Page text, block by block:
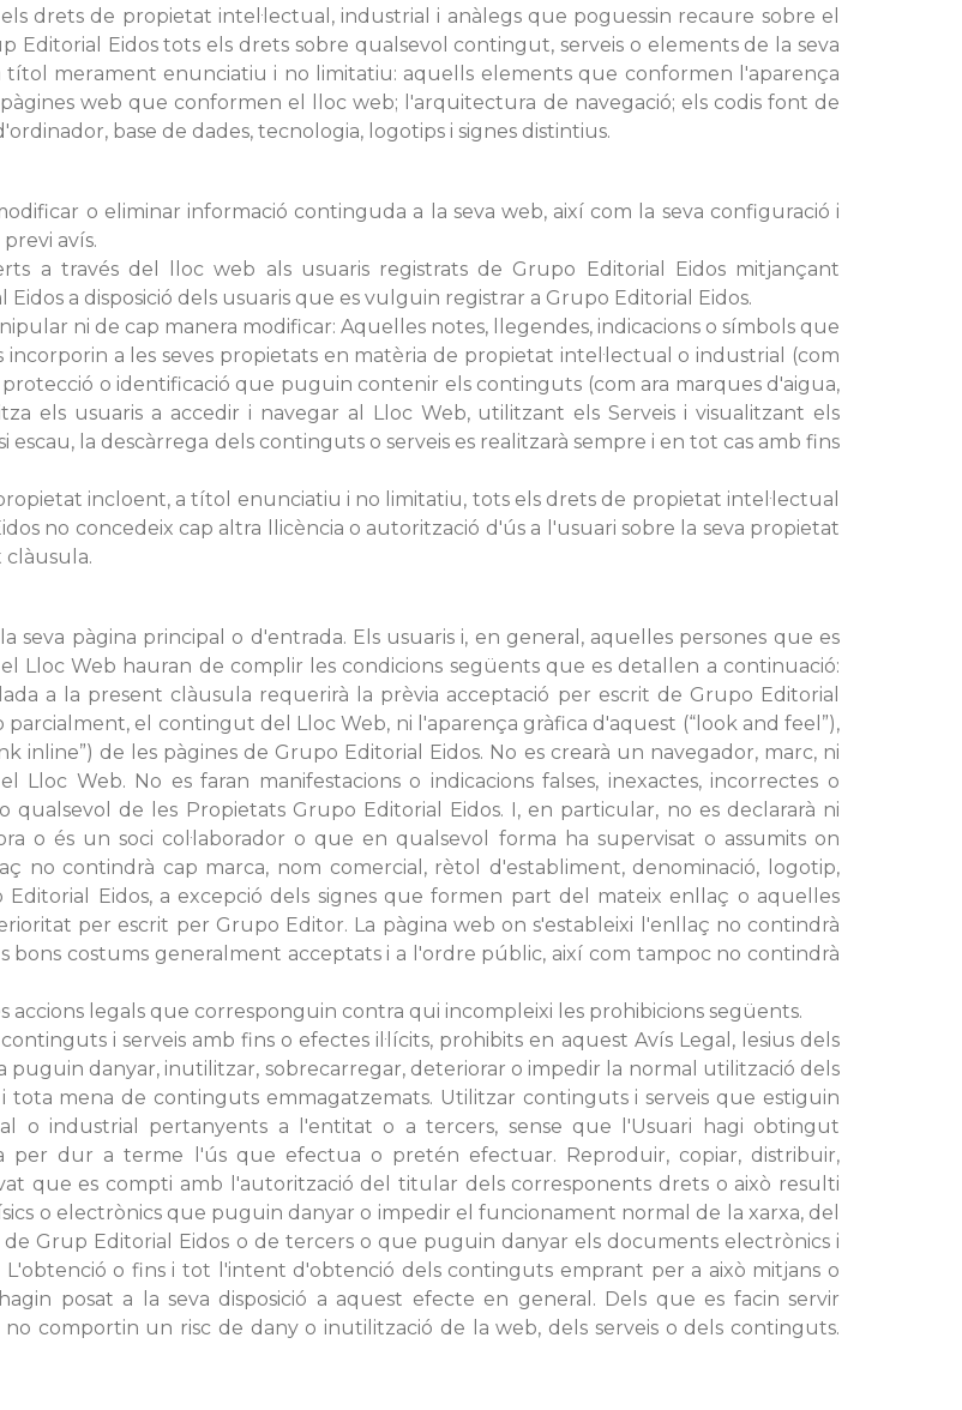
drets de propietat intel·lectual, industrial i anàlegs que poguessin recaure sobre el
Editorial Eidos tots els drets sobre qualsevol contingut, serveis o elements de la seva
merament enunciatiu i no limitatiu: aquells elements que conformen l'aparença
web que conformen el lloc web; l'arquitectura de navegació; els codis font de
base de dades, tecnologia, logotips i signes distintius.
o eliminar informació continguda a la seva web, així com la seva configuració i
avís.
a través del lloc web als usuaris registrats de Grupo Editorial Eidos mitjançant
a disposició dels usuaris que es vulguin registrar a Grupo Editorial Eidos.
ni de cap manera modificar: Aquelles notes, llegendes, indicacions o símbols que
a les seves propietats en matèria de propietat intel·lectual o industrial (com
o identificació que puguin contenir els continguts (com ara marques d'aigua,
els usuaris a accedir i navegar al Lloc Web, utilitzant els Serveis i visualitzant els
escau, la descàrrega dels continguts o serveis es realitzarà sempre i en tot cas amb fins
incloent, a títol enunciatiu i no limitatiu, tots els drets de propietat intel·lectual
no concedeix cap altra llicència o autorització d'ús a l'usuari sobre la seva propietat
clàusula.
pàgina principal o d'entrada. Els usuaris i, en general, aquelles persones que es
Lloc Web hauran de complir les condicions següents que es detallen a continuació:
a la present clàusula requerirà la prèvia acceptació per escrit de Grupo Editorial
el contingut del Lloc Web, ni l'aparença gràfica d'aquest (“look and feel”),
inline”) de les pàgines de Grupo Editorial Eidos. No es crearà un navegador, marc, ni
Web. No es faran manifestacions o indicacions falses, inexactes, incorrectes o
qualsevol de les Propietats Grupo Editorial Eidos. I, en particular, no es declararà ni
o és un soci col·laborador o que en qualsevol forma ha supervisat o assumits on
no contindrà cap marca, nom comercial, rètol d'establiment, denominació, logotip,
Eidos, a excepció dels signes que formen part del mateix enllaç o aquelles
per escrit per Grupo Editor. La pàgina web on s'estableixi l'enllaç no contindrà
bons costums generalment acceptats i a l'ordre públic, així com tampoc no contindrà
legals que corresponguin contra qui incompleixi les prohibicions següents.
i serveis amb fins o efectes il·lícits, prohibits en aquest Avís Legal, lesius dels
puguin danyar, inutilitzar, sobrecarregar, deteriorar o impedir la normal utilització dels
tota mena de continguts emmagatzemats. Utilitzar continguts i serveis que estiguin
o industrial pertanyents a l'entitat o a tercers, sense que l'Usuari hagi obtingut
per dur a terme l'ús que efectua o pretén efectuar. Reproduir, copiar, distribuir,
que es compti amb l'autorització del titular dels corresponents drets o això resulti
o electrònics que puguin danyar o impedir el funcionament normal de la xarxa, del
Grup Editorial Eidos o de tercers o que puguin danyar els documents electrònics i
L'obtenció o fins i tot l'intent d'obtenció dels continguts emprant per a això mitjans o
posat a la seva disposició a aquest efecte en general. Dels que es facin servir
comportin un risc de dany o inutilització de la web, dels serveis o dels continguts.